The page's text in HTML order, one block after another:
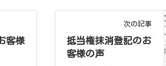
客様
次の記事
抵当権抹消登記のお
客様の声